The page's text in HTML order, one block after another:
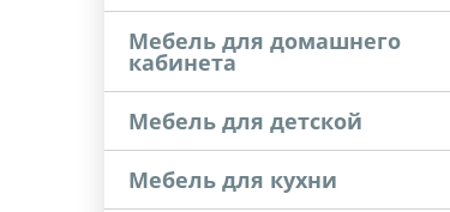
Мебель для домашнего
кабинета
Мебель для детской
Мебель для кухни